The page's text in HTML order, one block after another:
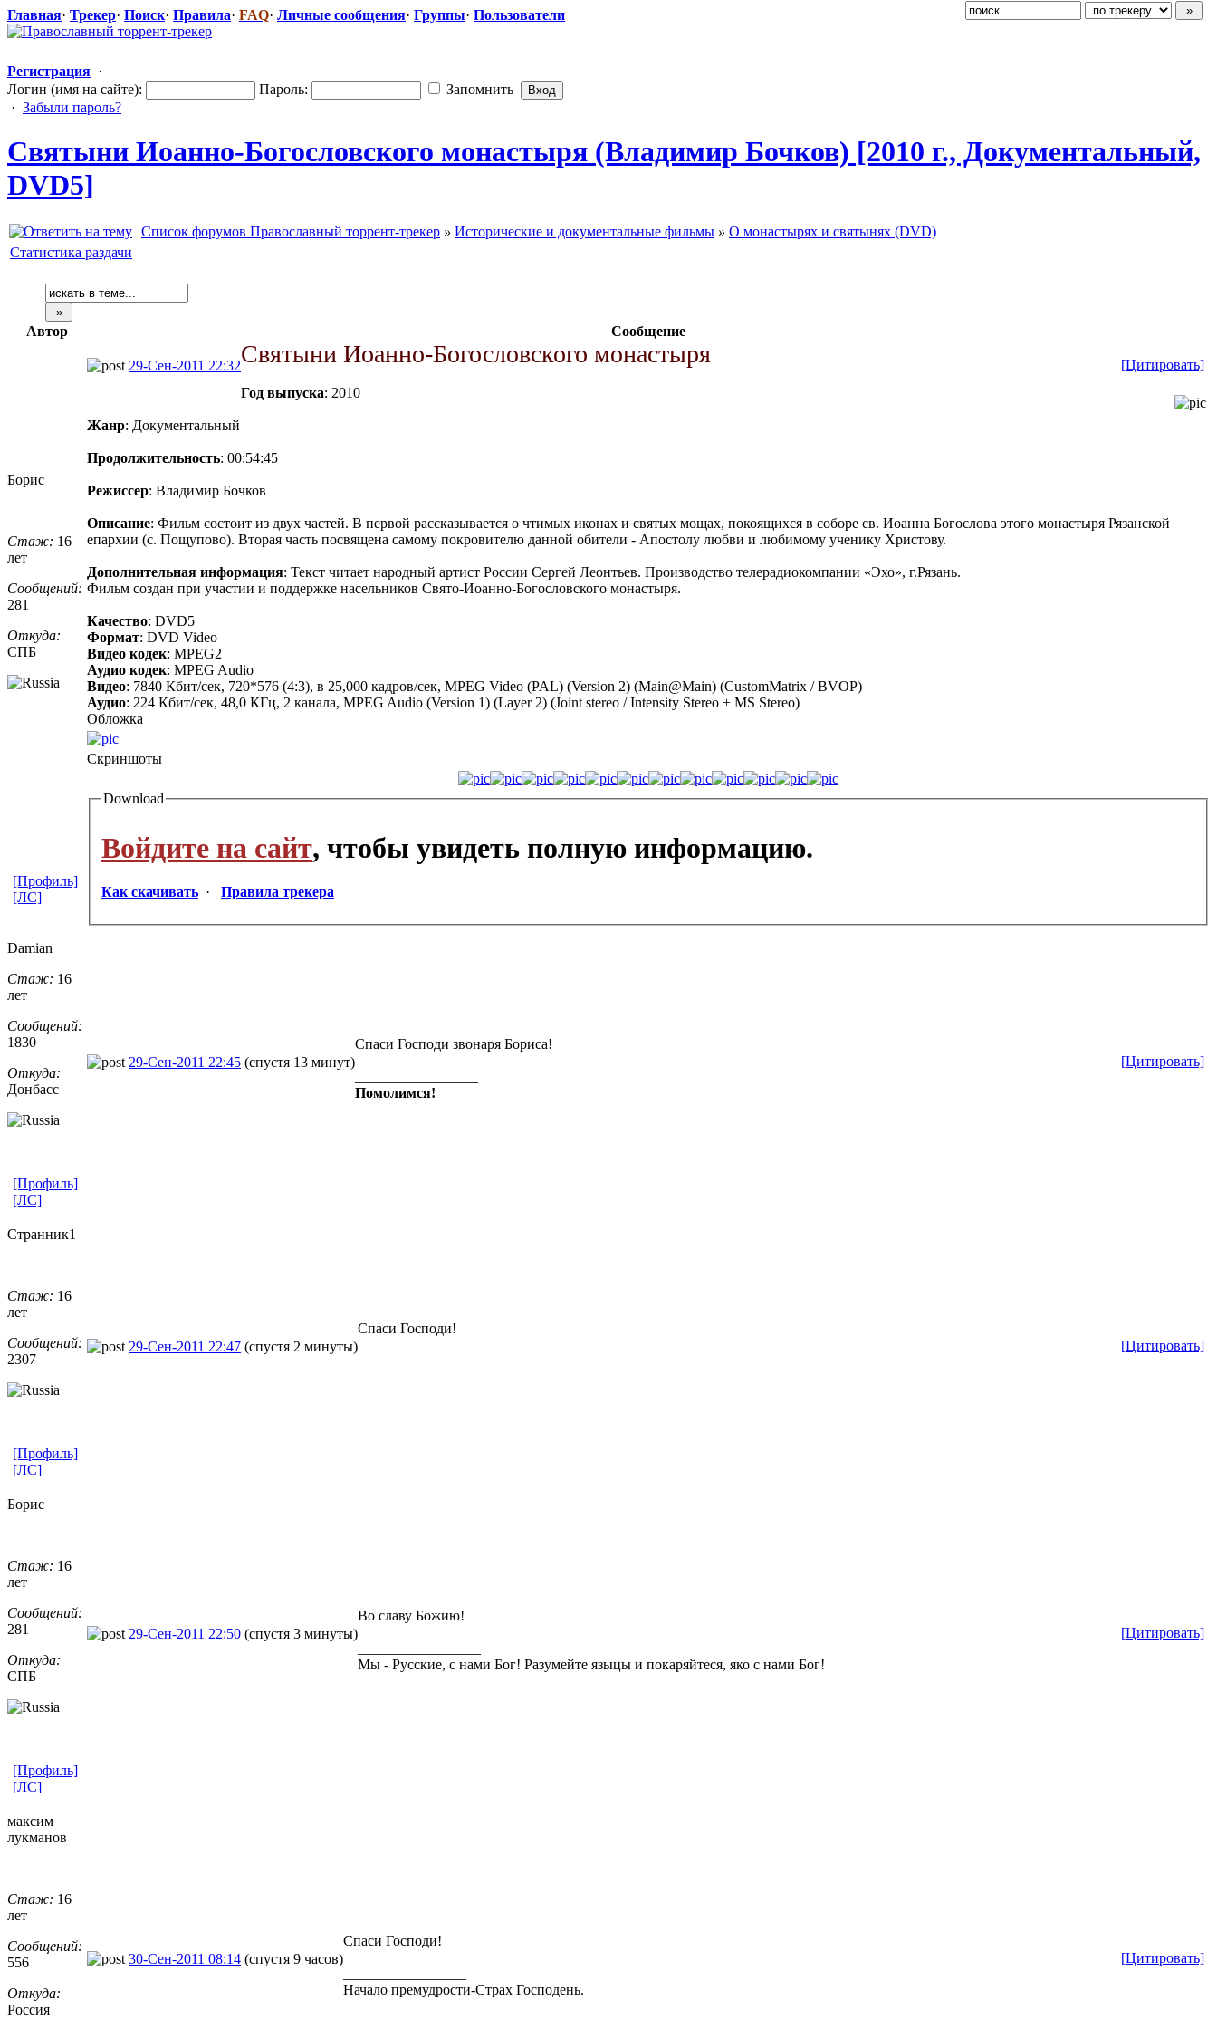
Главная· Трекер· Поиск· Правила· FAQ· Личные сообщения· Группы· Пользователи
Регистрация ·
Логин (имя на сайте):
Пароль:
Запомнить
· Забыли пароль?
Святыни Иоанно-Богос​ловского монастыря (Владимир Бочков) [2010 г., Документальн​ый,
DVD5]
Список форумов Православный торрент-трекер » Исторические и документальные фильмы » О монастырях и святынях (DVD)
Статистика раздачи
Автор Сообщение
Борис
Стаж: 16
лет
Сообщений:
281
Откуда:
СПБ
29-Сен-2011 22:32 [Цитировать]
Святыни Иоанно-Богословского монастыря
Год выпуска: 2010
Жанр: Документальный
Продолжительность: 00:54:45
Режиссер: Владимир Бочков
Описание: Фильм состоит из двух частей. В первой рассказывается о чтимых иконах и святых мощах, покоящихся в соборе св. Иоанна Богослова этого монастыря Рязанской
епархии (с. Пощупово). Вторая часть посвящена самому покровителю данной обители - Апостолу любви и любимому ученику Христову.
Дополнительная информация: Текст читает народный артист России Сергей Леонтьев. Производство телерадиокомпании «Эхо», г.Рязань.
Фильм создан при участии и поддержке насельников Свято-Иоанно-Богословского монастыря.
Качество: DVD5
Формат: DVD Video
Видео кодек: MPEG2
Аудио кодек: MPEG Audio
Видео: 7840 Кбит/сек, 720*576 (4:3), в 25,000 кадров/сек, MPEG Video (PAL) (Version 2) (Main@Main) (CustomMatrix / BVOP)
Аудио: 224 Кбит/сек, 48,0 КГц, 2 канала, MPEG Audio (Version 1) (Layer 2) (Joint stereo / Intensity Stereo + MS Stereo)
Обложка
Скриншоты
Download
Войдите на сайт, чтобы увидеть полную информацию.
Как скачивать · Правила трекера
[Профиль]
[ЛС]
Damian
Стаж: 16
лет
Сообщений:
1830
Откуда:
Донбасс
29-Сен-2011 22:45 (спустя 13 минут) [Цитировать]
Спаси Господи звонаря Бориса!
Помолимся!
[Профиль]
[ЛС]
Странник1
Стаж: 16
лет
Сообщений:
2307
29-Сен-2011 22:47 (спустя 2 минуты) [Цитировать]
Спаси Господи!
[Профиль]
[ЛС]
Борис
Стаж: 16
лет
Сообщений:
281
Откуда:
СПБ
29-Сен-2011 22:50 (спустя 3 минуты) [Цитировать]
Во славу Божию!
Мы - Русские, с нами Бог! Разумейте языцы и покаряйтеся, яко с нами Бог!
[Профиль]
[ЛС]
максим
лукманов
Стаж: 16
лет
Сообщений:
556
Откуда:
Россия
30-Сен-2011 08:14 (спустя 9 часов) [Цитировать]
Спаси Господи!
Начало премудрости-Страх Господень.